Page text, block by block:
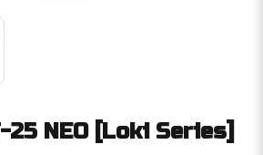
25 NEO [Loki Series]